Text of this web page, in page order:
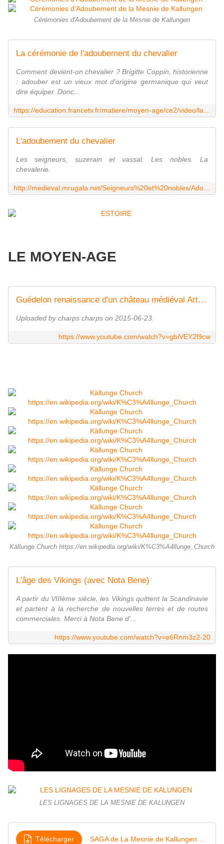
Cérémonies d'Adoubement de la Mesnie de Kallungen
La cérémonie de l'adoubement du chevalier
Comment devient-on chevalier ? Brigitte Coppin, historienne
: adouber est un vieux mot d'origine germanique qui veut
dire équiper. Donc...
L'adoubement du chevalier
Les seigneurs, suzerain et vassal. Les nobles. La
chevalerie.
LE MOYEN-AGE
Guédelon renaissance d'un château médiéval Arte 2015 06 20 20 50
Uploaded by charps charps on 2015-06-23.
https://www.youtube.com/watch?v=gbiVEY2l9cw
Källunge Church https://en.wikipedia.org/wiki/K%C3%A4llunge_Church
L'âge des Vikings (avec Nota Bene)
A partir du VIIIème siècle, les Vikings quittent la Scandinavie
et partent à la recherche de nouvelles terres et de routes
commerciales. Merci à Nota Bene d'...
https://www.youtube.com/watch?v=e6Rnm3z2-20
LES LIGNAGES DE LA MESNIE DE KALUNGEN
Télécharger